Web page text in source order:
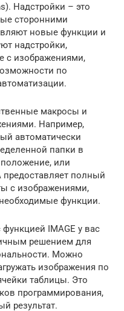
Надстройки – это
сторонними
новые функции и
надстройки,
с изображениями,
по
макросы и
Например,
автоматически
папки в
или
предоставляет полный
с изображениями,
функции.
IMAGE у вас
решением для
Можно
изображения по
таблицы. Это
программирования,
результат.